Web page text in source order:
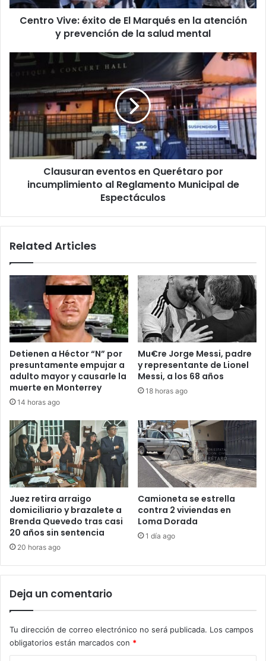
atención
Centro Vive: éxito de El Marqués en la atención
y prevención de la salud mental
Clausuran
eventos
Querétaro
por
incumplimiento
al
Reglamento
Municipal
Espectáculos
Clausuran eventos en Querétaro por
incumplimiento al Reglamento Municipal de
Espectáculos
Related Articles
Detienen a Héctor “N” por
presuntamente empujar a
adulto mayor y causarle la
muerte en Monterrey
14 horas ago
Mu€re Jorge Messi, padre
y representante de Lionel
Messi, a los 68 años
18 horas ago
Juez retira arraigo
domiciliario y brazalete a
Brenda Quevedo tras casi
20 años sin sentencia
20 horas ago
Camioneta se estrella
contra 2 viviendas en
Loma Dorada
1 día ago
Deja un comentario
Tu dirección de correo electrónico no será publicada. Los campos
obligatorios están marcados con *